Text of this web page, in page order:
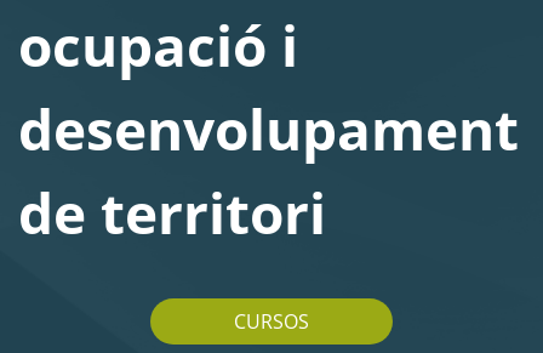
ocupació i
desenvolupament
de territori
CURSOS